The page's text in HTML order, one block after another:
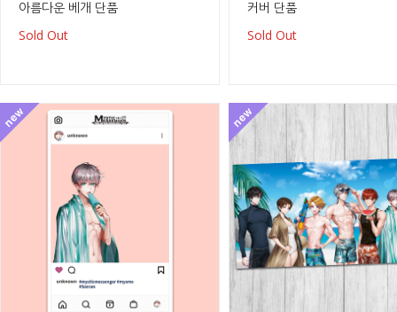
아름다운 베개 단품
Sold Out
커버 단품
Sold Out